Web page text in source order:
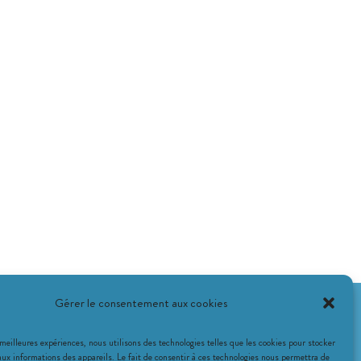
Gérer le consentement aux cookies
expériences, nous utilisons des technologies telles que les cookies pour stocker
informations des appareils. Le fait de consentir à ces technologies nous permettra de